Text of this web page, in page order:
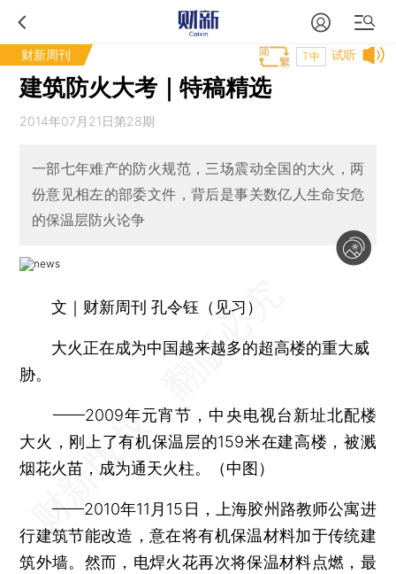
财新周刊 试听
T中
建筑防火大考｜特稿精选
2014年07月21日第28期
一部七年难产的防火规范，三场震动全国的大火，两
份意见相左的部委文件，背后是事关数亿人生命安危
的保温层防火论争
文｜财新周刊 孔令钰（见习）
大火正在成为中国越来越多的超高楼的重大威
胁。
——2009年元宵节，中央电视台新址北配楼
大火，刚上了有机保温层的159米在建高楼，被溅
烟花火苗，成为通天火柱。（中图）
——2010年11月15日，上海胶州路教师公寓进
行建筑节能改造，意在将有机保温材料加于传统建
筑外墙。然而，电焊火花再次将保温材料点燃，最